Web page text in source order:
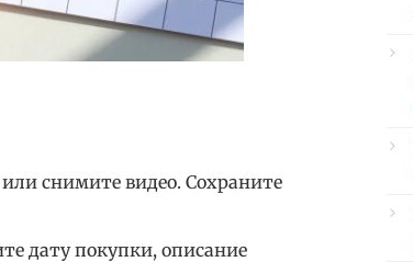
снимите видео. Сохраните
дату покупки, описание